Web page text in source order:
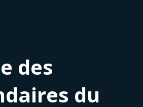
des
du